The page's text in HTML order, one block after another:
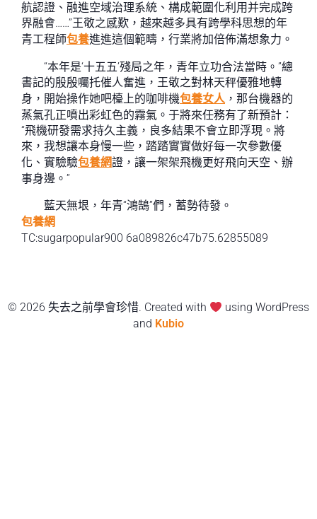
航認證、融進空域治理系統、構成範圍化利用并完成跨
界融會……”王敬之感歎，越來越多具有跨學科思想的年
青工程師包養進進這個範疇，行業將加倍佈滿想象力。
“本年是‘十五五’殘局之年，青年立功合法當時。”總
書記的殷殷囑托催人奮進，王敬之對林天秤優雅地轉
身，開始操作她吧檯上的咖啡機包養女人，那台機器的
蒸氣孔正噴出彩虹色的霧氣。于將來任務有了新預計：
“飛機研發需求持久主義，良多結果不會立即浮現。將
來，我想讓本身慢一些，踏踏實實做好每一次參數優
化、實驗驗包養網證，讓一架架飛機更好飛向天空、辦
事身邊。”
藍天無垠，年青“鴻鵠”們，蓄勢待發。
包養網
TC:sugarpopular900 6a089826c47b75.62855089
© 2026 失去之前學會珍惜. Created with
using WordPress
and Kubio